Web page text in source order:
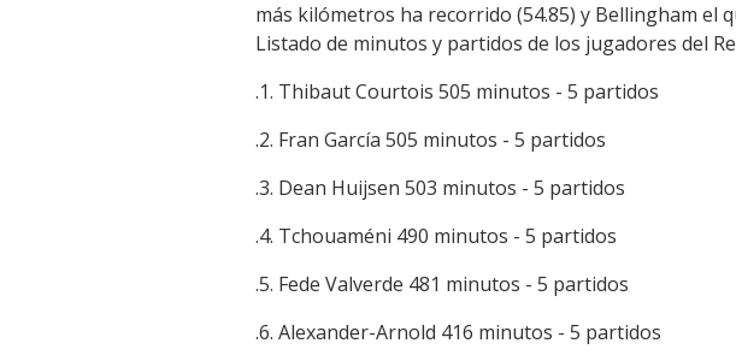
más kilómetros ha recorrido (54.85) y Bellingham el
Listado de minutos y partidos de los jugadores del
.1. Thibaut Courtois 505 minutos - 5 partidos
.2. Fran García 505 minutos - 5 partidos
.3. Dean Huijsen 503 minutos - 5 partidos
.4. Tchouaméni 490 minutos - 5 partidos
.5. Fede Valverde 481 minutos - 5 partidos
.6. Alexander-Arnold 416 minutos - 5 partidos